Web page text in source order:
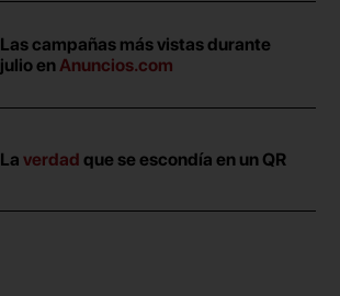
Las campañas más vistas durante
julio enAnuncios.com
Laverdad que se escondía en un QR